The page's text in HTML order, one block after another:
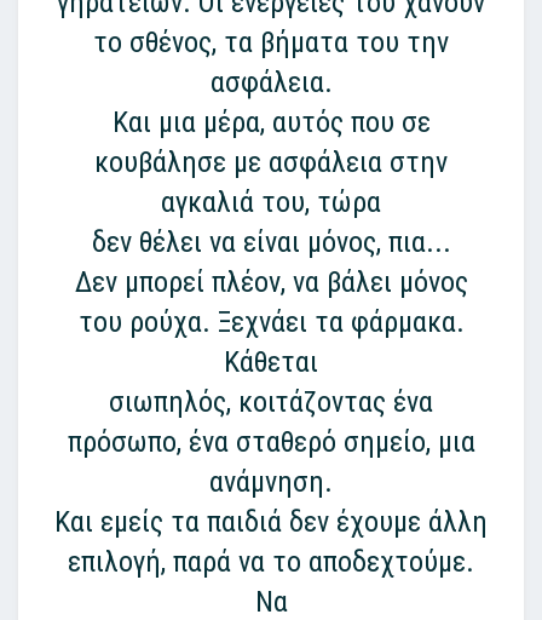
το σθένος, τα βήματα του την
ασφάλεια.
Και μια μέρα, αυτός που σε
κουβάλησε με ασφάλεια στην
αγκαλιά του, τώρα
δεν θέλει να είναι μόνος, πια...
Δεν μπορεί πλέον, να βάλει μόνος
του ρούχα. Ξεχνάει τα φάρμακα.
Κάθεται
σιωπηλός, κοιτάζοντας ένα
πρόσωπο, ένα σταθερό σημείο, μια
ανάμνηση.
Και εμείς τα παιδιά δεν έχουμε άλλη
επιλογή, παρά να το αποδεχτούμε.
Να